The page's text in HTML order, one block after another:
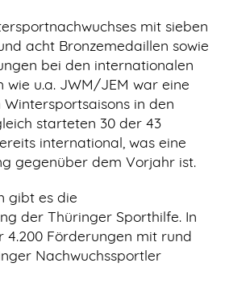
mit sieben
acht Bronzemedaillen sowie
bei den internationalen
wie u.a. JWM/JEM war eine
in den
starteten 30 der 43
international, was eine
gegenüber dem Vorjahr ist.
gibt es die
der Thüringer Sporthilfe. In
4.200 Förderungen mit rund
Nachwuchssportler